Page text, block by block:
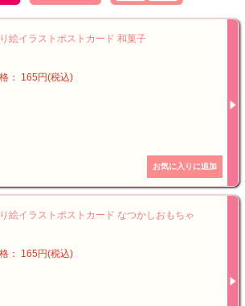
絵イラストポストカード 和菓子
： 165円(税込)
絵イラストポストカード なつかしおもちゃ
： 165円(税込)